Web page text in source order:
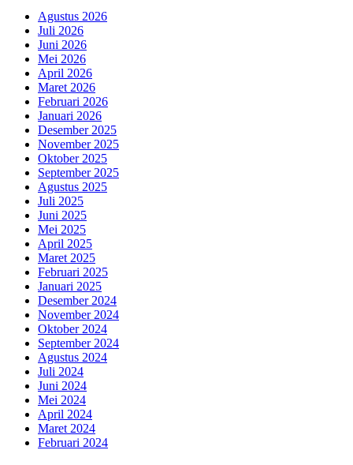
Agustus 2026
Juli 2026
Juni 2026
Mei 2026
April 2026
Maret 2026
Februari 2026
Januari 2026
Desember 2025
November 2025
Oktober 2025
September 2025
Agustus 2025
Juli 2025
Juni 2025
Mei 2025
April 2025
Maret 2025
Februari 2025
Januari 2025
Desember 2024
November 2024
Oktober 2024
September 2024
Agustus 2024
Juli 2024
Juni 2024
Mei 2024
April 2024
Maret 2024
Februari 2024